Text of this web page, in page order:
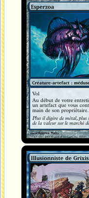
Esperzoa
Illusionniste de Grixis